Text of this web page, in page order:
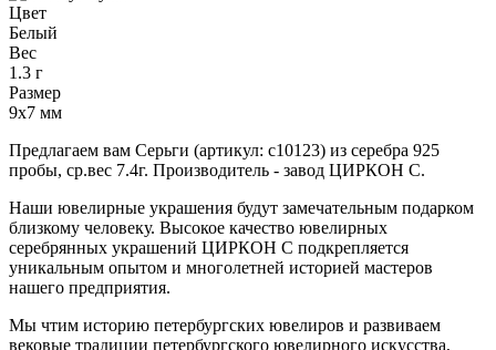
Цвет
Белый
Вес
1.3 г
Размер
9х7 мм
Предлагаем вам Серьги (артикул: с10123) из серебра 925
пробы, ср.вес 7.4г. Производитель - завод ЦИРКОН С.
Наши ювелирные украшения будут замечательным подарком
близкому человеку. Высокое качество ювелирных
серебрянных украшений ЦИРКОН С подкрепляется
уникальным опытом и многолетней историей мастеров
нашего предприятия.
Мы чтим историю петербургских ювелиров и развиваем
вековые традиции петербургского ювелирного искусства,